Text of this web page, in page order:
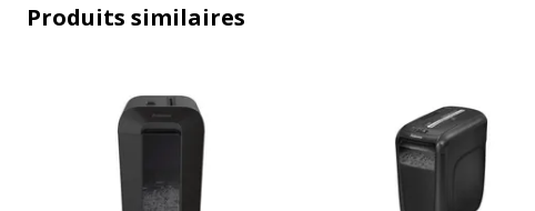
Produits similaires